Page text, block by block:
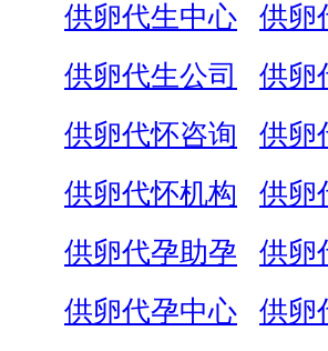
供卵代生中心
供卵
供卵代生公司
供卵
供卵代怀咨询
供卵
供卵代怀机构
供卵
供卵代孕助孕
供卵
供卵代孕中心
供卵